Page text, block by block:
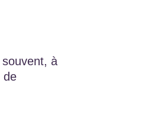
souvent, à
de